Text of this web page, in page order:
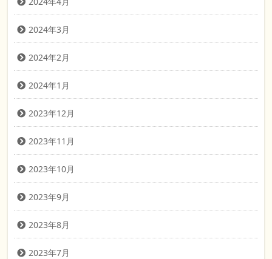
2024年3月
2024年2月
2024年1月
2023年12月
2023年11月
2023年10月
2023年9月
2023年8月
2023年7月